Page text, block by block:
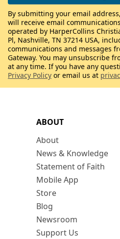
ABOUT
About
News & Knowledge
Statement of Faith
Mobile App
Store
Blog
Newsroom
Support Us
By submitting your email
will receive email
operated by HarperCollins
Pl, Nashville, TN 37214 USA,
communications and messages
Gateway. You may unsubscribe
at any time. If you have any
Privacy Policy or email us at